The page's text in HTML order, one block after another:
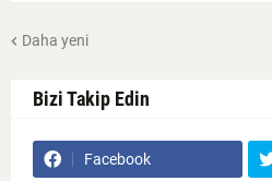
Daha yeni
Bizi Takip Edin
Facebook